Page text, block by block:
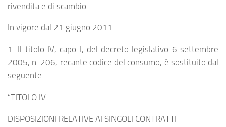
rivendita e di scambio
In vigore dal 21 giugno 2011
1. Il titolo IV, capo I, del decreto legislativo 6 settembre
2005, n. 206, recante codice del consumo, è sostituito dal
seguente:
“TITOLO IV
DISPOSIZIONI RELATIVE AI SINGOLI CONTRATTI